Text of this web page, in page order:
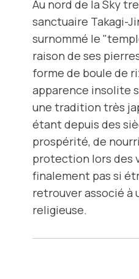
Au nord de la Sky
sanctuaire Takagi-
surnommé le
raison de ses
forme de boule de
apparence insolite
une tradition très
étant depuis des
prospérité, de
protection lors des
finalement pas si
retrouver associé à
religieuse.